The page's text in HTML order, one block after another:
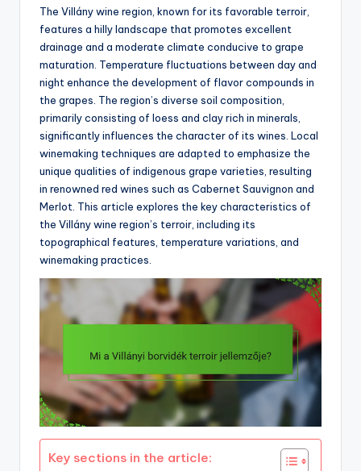
The Villány wine region, known for its favorable terroir,
features a hilly landscape that promotes excellent
drainage and a moderate climate conducive to grape
maturation. Temperature fluctuations between day and
night enhance the development of flavor compounds in
the grapes. The region’s diverse soil composition,
primarily consisting of loess and clay rich in minerals,
significantly influences the character of its wines. Local
winemaking techniques are adapted to emphasize the
unique qualities of indigenous grape varieties, resulting
in renowned red wines such as Cabernet Sauvignon and
Merlot. This article explores the key characteristics of
the Villány wine region’s terroir, including its
topographical features, temperature variations, and
winemaking practices.
Key sections in the article: